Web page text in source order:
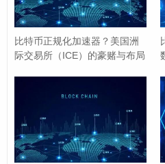
乏法律保障，且可能被用
玻利维亚：2014年成为首
家，政府指出加密货币可能
监管能力不足：技术与法
部分国家因缺乏对加密货币
比特币正规化加速器？美国洲
际交易所（ICE）的豪赌与布局